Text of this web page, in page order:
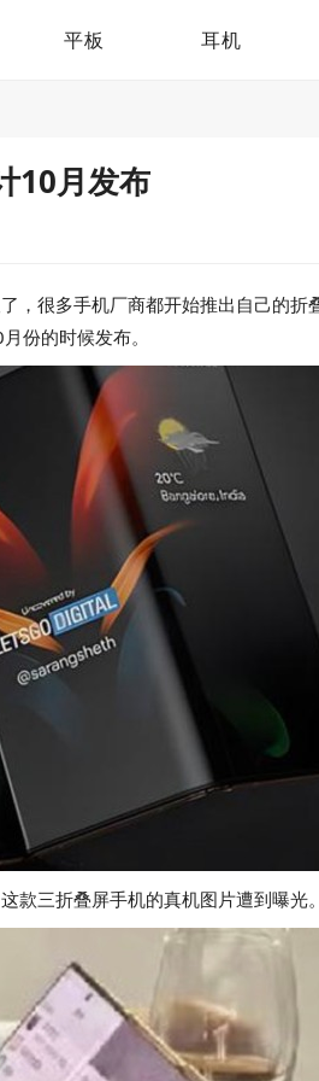
平板 耳机
10月发布
很多手机厂商都开始推出自己的
份的时候发布。
款三折叠屏手机的真机图片遭到曝光